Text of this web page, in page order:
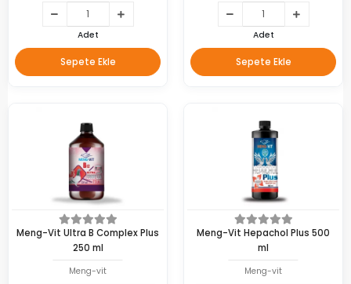
Adet
Sepete Ekle
Adet
Sepete Ekle
Meng-Vit Ultra B Complex Plus
250 ml
Meng-vit
Meng-Vit Hepachol Plus 500
ml
Meng-vit